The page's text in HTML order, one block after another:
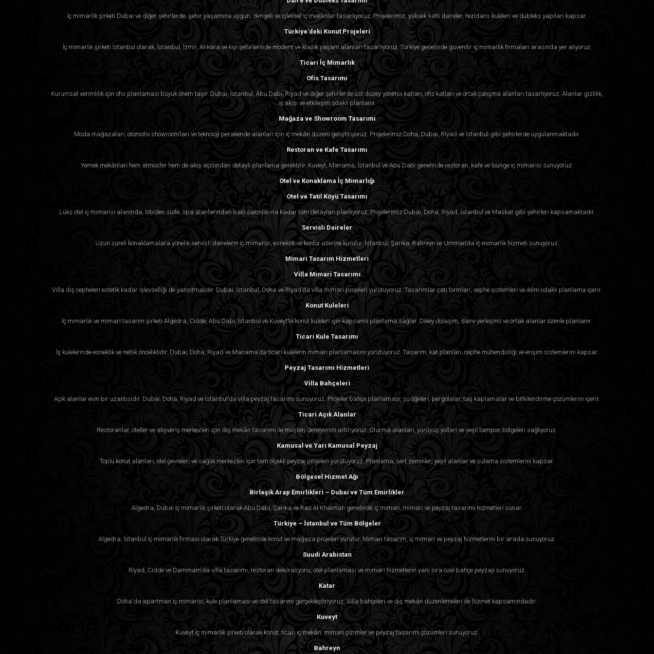
uzak bir ortam yaratır; bu da dinlenme ve eğlence için mükemmel bir huzur duygusu sağlar. Her
tasarım unsuru, doğa ile lüks arasında bir denge sunmayı amaçlar; böylece yaşam alanınıza
huzur ve dinginlik getirir.
Gökyüzü Villası Tasarımınız İçin Neden Algedra’yı Seçmelisiniz?
Algedra’da biz, gökyüzü villalarının sadece yaşamak için bir yer olmadığını biliyoruz – onlar
lüks ve zarafetin bir ifadesidir. Uzman iç mimar ve mimar ekibimiz, her gökyüzü villa tasarımının
en son mimarlık, teknoloji ve lüks detaylarla entegre edilmesini sağlar. İster sıfırdan bir gökyüzü
villa tasarlıyor olun ister mevcut birini yeniliyor olun, vizyonunuzu hayata geçirmek için
kapsamlı hizmetler sunuyoruz.
Özel planlardan en kaliteli malzeme ve kaplamaların seçimine kadar her detayın
beklentilerinize uygun olmasını sağlıyoruz. Eğer lüks yaşamın zirvesini deneyimlemeye
hazırsanız, tasarım sürecine başlamak için
yaşam tarzınızı gerçekten yansıtan bir gökyüzü villa oluşturmanız için yanınızdadır.
İç mimarlık şirketi Dubai ve diğer şehirlerde, şehir yaşamına uygun, dengeli ve işlevsel iç mekânlar tasarlıyoruz. Projelerimiz, yüksek katlı daireler, rezidans kuleleri ve dubleks yapıları kapsar.
Türkiye'deki Konut Projeleri
İç mimarlık şirketi İstanbul olarak, İstanbul, İzmir, Ankara ve kıyı şehirlerinde modern ve klasik yaşam alanları tasarlıyoruz. Türkiye genelinde güvenilir iç mimarlık firmaları arasında yer alıyoruz.
Ticari İç Mimarlık
Ofis Tasarımı
Kurumsal verimlilik için ofis planlaması büyük önem taşır. Dubai, İstanbul, Abu Dabi, Riyad ve diğer şehirlerde üst düzey yönetici katları, ofis katları ve ortak çalışma alanları tasarlıyoruz. Alanlar gizlilik,
iş akışı ve etkileşim odaklı planlanır.
Mağaza ve Showroom Tasarımı
Moda mağazaları, otomotiv showroom’ları ve teknoloji perakende alanları için iç mekân düzeni geliştiriyoruz. Projelerimiz Doha, Dubai, Riyad ve İstanbul gibi şehirlerde uygulanmaktadır.
Restoran ve Kafe Tasarımı
Yemek mekânları hem atmosfer hem de akış açısından detaylı planlama gerektirir. Kuveyt, Manama, İstanbul ve Abu Dabi genelinde restoran, kafe ve lounge iç mimarisi sunuyoruz.
Otel ve Konaklama İç Mimarlığı
Otel ve Tatil Köyü Tasarımı
Lüks otel iç mimarisi alanında, lobiden süite, spa alanlarından balo salonlarına kadar tüm detayları planlıyoruz. Projelerimiz Dubai, Doha, Riyad, İstanbul ve Maskat gibi şehirleri kapsamaktadır.
Servisli Daireler
Uzun süreli konaklamalara yönelik servisli dairelerin iç mimarisi, esneklik ve konfor üzerine kurulur. İstanbul, Şarika, Bahreyn ve Umman’da iç mimarlık hizmeti sunuyoruz.
Mimari Tasarım Hizmetleri
Villa Mimari Tasarımı
Villa dış cepheleri estetik kadar işlevselliği de yansıtmalıdır. Dubai, İstanbul, Doha ve Riyad’da villa mimari projeleri yürütüyoruz. Tasarımlar çatı formları, cephe sistemleri ve iklim odaklı planlama içerir.
Konut Kuleleri
İç mimarlık ve mimari tasarım şirketi Algedra, Cidde, Abu Dabi, İstanbul ve Kuveyt’te konut kuleleri için kapsamlı planlama sağlar. Dikey dolaşım, daire yerleşimi ve ortak alanlar özenle planlanır.
Ticari Kule Tasarımı
İş kulelerinde esneklik ve netlik önceliklidir. Dubai, Doha, Riyad ve Manama’da ticari kulelerin mimari planlamasını yürütüyoruz. Tasarım, kat planları, cephe mühendisliği ve erişim sistemlerini kapsar.
Peyzaj Tasarımı Hizmetleri
Villa Bahçeleri
Açık alanlar evin bir uzantısıdır. Dubai, Doha, Riyad ve İstanbul’da villa peyzaj tasarımı sunuyoruz. Projeler bahçe planlaması, su öğeleri, pergolalar, taş kaplamalar ve bitkilendirme çözümlerini içerir.
Ticari Açık Alanlar
Restoranlar, oteller ve alışveriş merkezleri için dış mekân tasarımı ile müşteri deneyimini artırıyoruz. Oturma alanları, yürüyüş yolları ve yeşil tampon bölgeleri sağlıyoruz.
Kamusal ve Yarı Kamusal Peyzaj
Toplu konut alanları, otel çevreleri ve sağlık merkezleri için tam ölçekli peyzaj projeleri yürütüyoruz. Planlama; sert zeminler, yeşil alanlar ve sulama sistemlerini kapsar.
Bölgesel Hizmet Ağı
Birleşik Arap Emirlikleri – Dubai ve Tüm Emirlikler
Algedra, Dubai iç mimarlık şirketi olarak Abu Dabi, Şarika ve Ras Al Khaimah genelinde iç mimari, mimari ve peyzaj tasarımı hizmetleri sunar.
Türkiye – İstanbul ve Tüm Bölgeler
Algedra, İstanbul iç mimarlık firması olarak Türkiye genelinde konut ve mağaza projeleri yürütür. Mimari tasarım, iç mimari ve peyzaj hizmetlerini bir arada sunuyoruz.
Suudi Arabistan
Riyad, Cidde ve Dammam'da villa tasarımı, restoran dekorasyonu, otel planlaması ve mimari hizmetlerin yanı sıra özel bahçe peyzajı sunuyoruz.
Katar
Doha'da apartman iç mimarisi, kule planlaması ve otel tasarımı gerçekleştiriyoruz. Villa bahçeleri ve dış mekân düzenlemeleri de hizmet kapsamındadır.
Kuveyt
Kuveyt iç mimarlık şirketi olarak konut, ticari iç mekân, mimari çizimler ve peyzaj tasarımı çözümleri sunuyoruz.
Bahreyn